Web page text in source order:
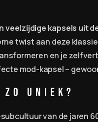
veelzijdige kapsels uit
twist aan deze
en je
mod-kapsel –
Uniek?
van de jaren